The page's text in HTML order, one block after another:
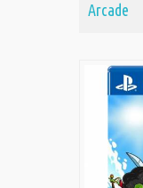
Arcade